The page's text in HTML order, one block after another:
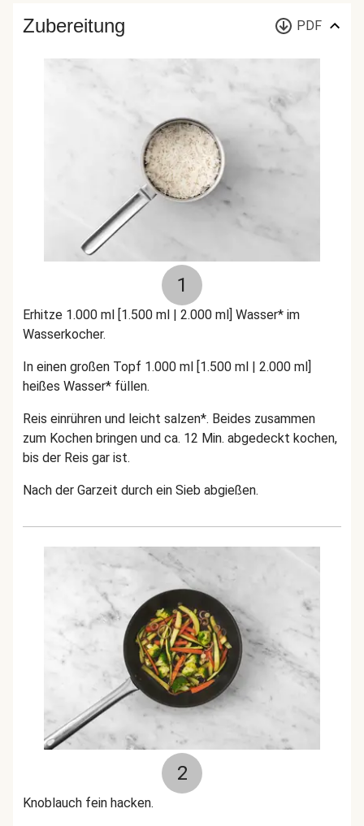
Zubereitung PDF
1
Erhitze 1.000 ml [1.500 ml | 2.000 ml] Wasser* im
Wasserkocher.
In einen großen Topf 1.000 ml [1.500 ml | 2.000 ml]
heißes Wasser* füllen.
Reis einrühren und leicht salzen*. Beides zusammen
zum Kochen bringen und ca. 12 Min. abgedeckt kochen,
bis der Reis gar ist.
Nach der Garzeit durch ein Sieb abgießen.
2
Knoblauch fein hacken.